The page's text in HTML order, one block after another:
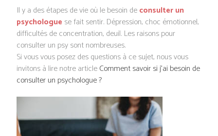
Il y a des étapes de vie où le besoin deconsulter un
psychologue se fait sentir. Dépression, choc émotionnel,
difficultés de concentration, deuil. Les raisons pour
consulter un psy sont nombreuses.
Si vous vous posez des questions à ce sujet, nous vous
invitons à lire notre articleComment savoir si j’ai besoin de
consulter un psychologue ?